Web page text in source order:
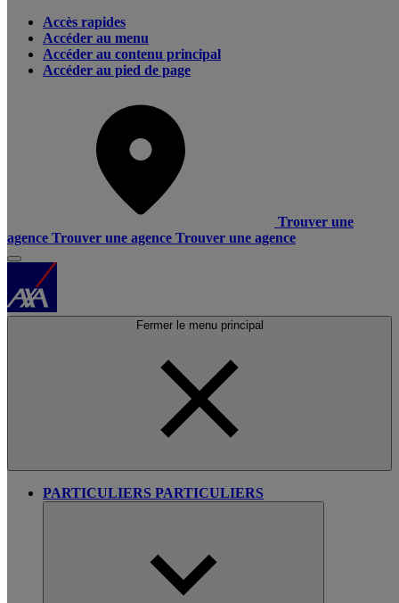
Accès rapides
Accéder au menu
Accéder au contenu principal
Accéder au pied de page
Trouver une
agence Trouver une agence Trouver une agence
Fermer le menu principal
PARTICULIERS PARTICULIERS